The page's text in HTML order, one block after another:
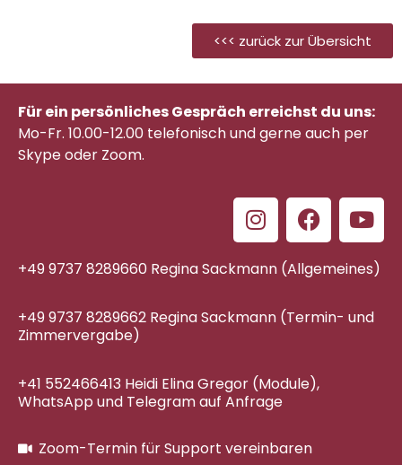
<<< zurück zur Übersicht
Für ein persönliches Gespräch erreichst du uns:
Mo-Fr. 10.00-12.00 telefonischund gerne auch per
Skype oder Zoom.
+49 9737 8289660 Regina Sackmann (Allgemeines)
+49 9737 8289662 Regina Sackmann (Termin- und
Zimmervergabe)
+41 552466413 Heidi Elina Gregor (Module),
WhatsApp und Telegram auf Anfrage
Zoom-Termin für Support vereinbaren